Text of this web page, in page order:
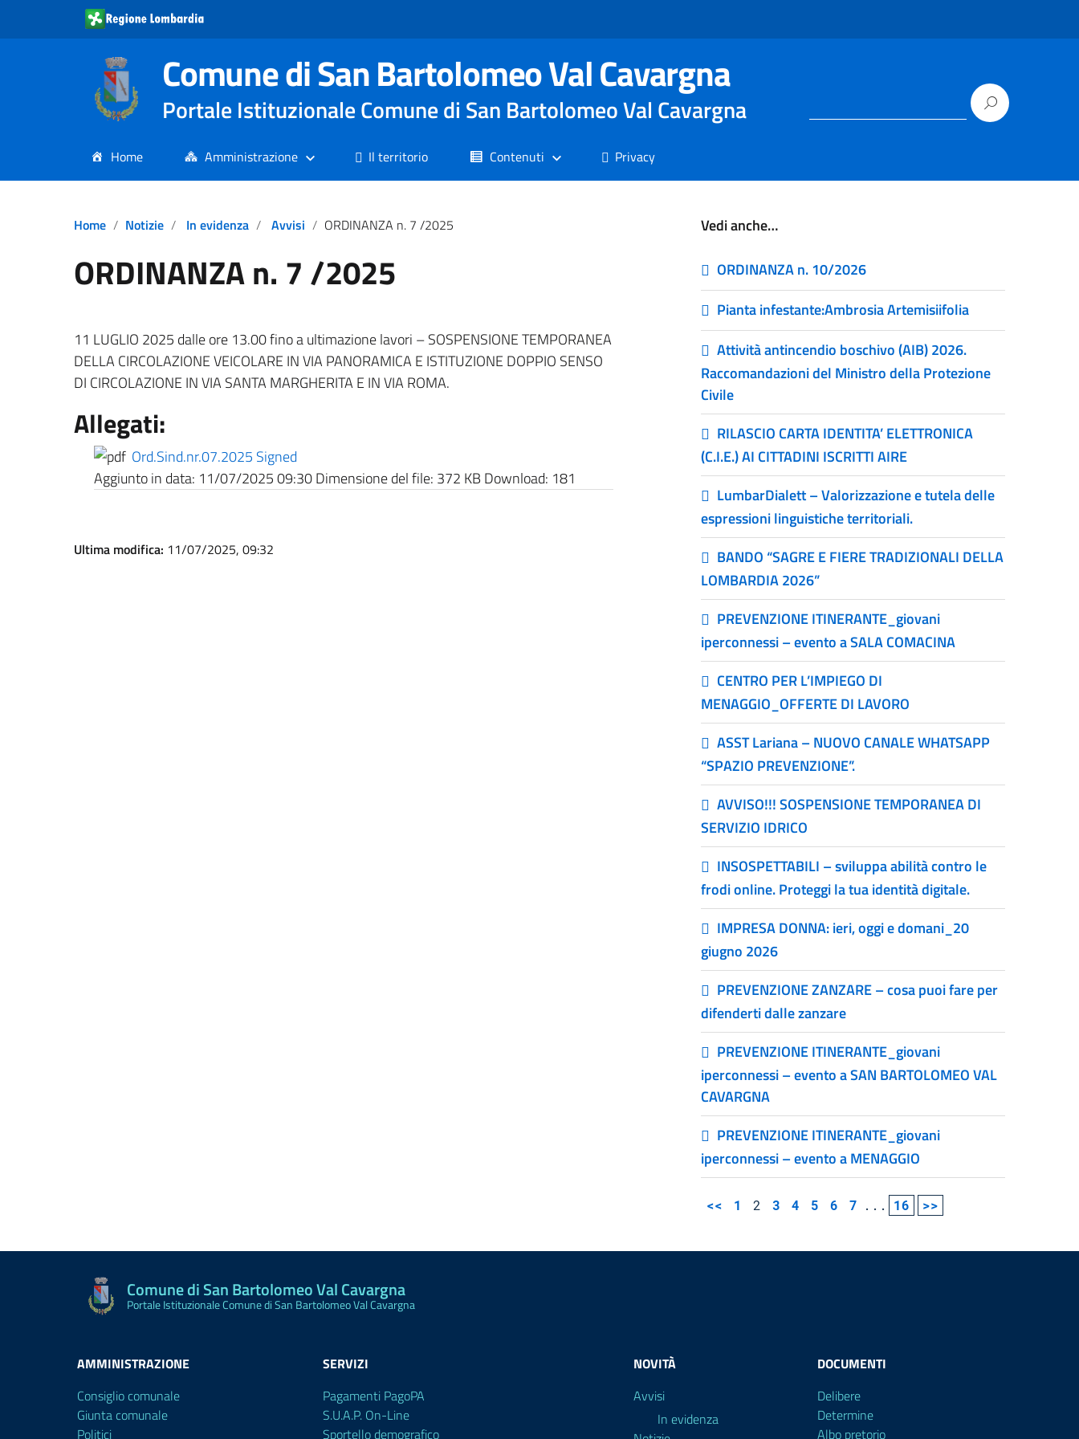
Comune di San Bartolomeo Val Cavargna
Portale Istituzionale Comune di San Bartolomeo Val Cavargna
Home Amministrazione Il territorio Contenuti Privacy
Home Notizie In evidenza Avvisi ORDINANZA n. 7 /2025
ORDINANZA n. 7 /2025
11 LUGLIO 2025 dalle ore 13.00 fino a ultimazione lavori – SOSPENSIONE TEMPORANEA
DELLA CIRCOLAZIONE VEICOLARE IN VIA PANORAMICA E ISTITUZIONE DOPPIO SENSO
DI CIRCOLAZIONE IN VIA SANTA MARGHERITA E IN VIA ROMA.
Allegati:
Ord.Sind.nr.07.2025 Signed
Aggiunto in data: 11/07/2025 09:30Dimensione del file: 372 KB Download: 181
Ultima modifica: 11/07/2025, 09:32
Vedi anche…
ORDINANZA n. 10/2026
Pianta infestante:Ambrosia Artemisiifolia
Attività antincendio boschivo (AIB) 2026.
Raccomandazioni del Ministro della Protezione
Civile
RILASCIO CARTA IDENTITA’ ELETTRONICA
(C.I.E.) AI CITTADINI ISCRITTI AIRE
LumbarDialett – Valorizzazione e tutela delle
espressioni linguistiche territoriali.
BANDO “SAGRE E FIERE TRADIZIONALI DELLA
LOMBARDIA 2026”
PREVENZIONE ITINERANTE_giovani
iperconnessi – evento a SALA COMACINA
CENTRO PER L’IMPIEGO DI
MENAGGIO_OFFERTE DI LAVORO
ASST Lariana – NUOVO CANALE WHATSAPP
“SPAZIO PREVENZIONE”.
AVVISO!!! SOSPENSIONE TEMPORANEA DI
SERVIZIO IDRICO
INSOSPETTABILI – sviluppa abilità contro le
frodi online. Proteggi la tua identità digitale.
IMPRESA DONNA: ieri, oggi e domani_20
giugno 2026
PREVENZIONE ZANZARE – cosa puoi fare per
difenderti dalle zanzare
PREVENZIONE ITINERANTE_giovani
iperconnessi – evento a SAN BARTOLOMEO VAL
CAVARGNA
PREVENZIONE ITINERANTE_giovani
iperconnessi – evento a MENAGGIO
<< 1 2 3 4 5 6 7 ... 16 >>
Comune di San Bartolomeo Val Cavargna
Portale Istituzionale Comune di San Bartolomeo Val Cavargna
AMMINISTRAZIONE
Consiglio comunale
Giunta comunale
Politici
SERVIZI
Pagamenti PagoPA
S.U.A.P. On-Line
Sportello demografico
NOVITÀ
Avvisi
In evidenza
DOCUMENTI
Delibere
Determine
Albo pretorio